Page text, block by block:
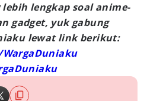
lengkap soal anime-
gadget, yuk gabung
lewat link berikut: